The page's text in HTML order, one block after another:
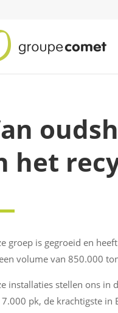
het
groep is gegroeid en
volume van 850.000
installaties stellen ons in
pk, de krachtigste in